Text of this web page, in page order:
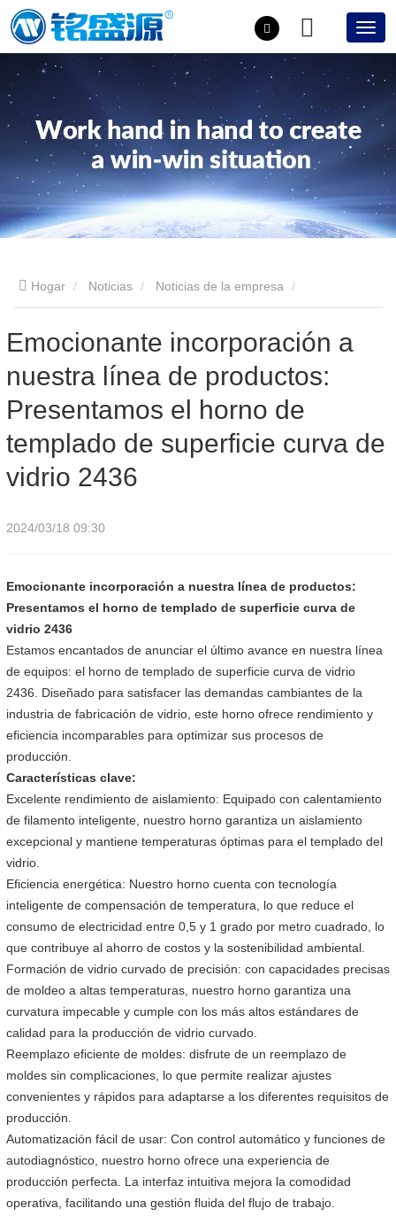
Hogar Noticias Noticias de la empresa
Emocionante incorporación a nuestra línea de productos:
Presentamos el horno de templado de superficie curva de vidrio
2436
Emocionante incorporación a
nuestra línea de productos:
Presentamos el horno de
templado de superficie curva de
vidrio 2436
2024/03/18 09:30
Emocionante incorporación a nuestra línea de productos:
Presentamos el horno de templado de superficie curva de
vidrio 2436
Estamos encantados de anunciar el último avance en nuestra línea
de equipos: el horno de templado de superficie curva de vidrio
2436. Diseñado para satisfacer las demandas cambiantes de la
industria de fabricación de vidrio, este horno ofrece rendimiento y
eficiencia incomparables para optimizar sus procesos de
producción.
Características clave:
Excelente rendimiento de aislamiento: Equipado con calentamiento
de filamento inteligente, nuestro horno garantiza un aislamiento
excepcional y mantiene temperaturas óptimas para el templado del
vidrio.
Eficiencia energética: Nuestro horno cuenta con tecnología
inteligente de compensación de temperatura, lo que reduce el
consumo de electricidad entre 0,5 y 1 grado por metro cuadrado, lo
que contribuye al ahorro de costos y la sostenibilidad ambiental.
Formación de vidrio curvado de precisión: con capacidades precisas
de moldeo a altas temperaturas, nuestro horno garantiza una
curvatura impecable y cumple con los más altos estándares de
calidad para la producción de vidrio curvado.
Reemplazo eficiente de moldes: disfrute de un reemplazo de
moldes sin complicaciones, lo que permite realizar ajustes
convenientes y rápidos para adaptarse a los diferentes requisitos de
producción.
Automatización fácil de usar: Con control automático y funciones de
autodiagnóstico, nuestro horno ofrece una experiencia de
producción perfecta. La interfaz intuitiva mejora la comodidad
operativa, facilitando una gestión fluida del flujo de trabajo.